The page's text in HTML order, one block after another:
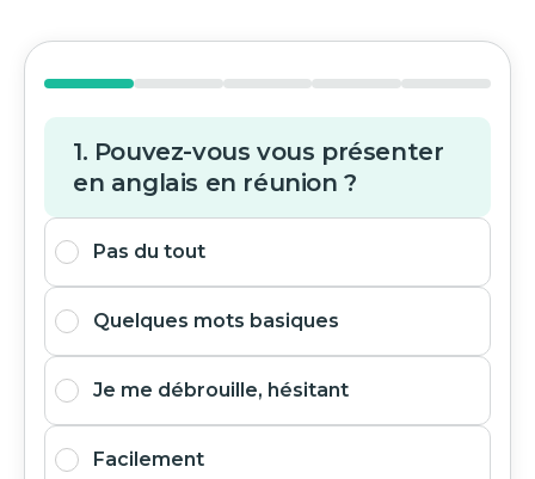
1. Pouvez-vous vous présenter
en anglais en réunion ?
Pas du tout
Quelques mots basiques
Je me débrouille, hésitant
Facilement